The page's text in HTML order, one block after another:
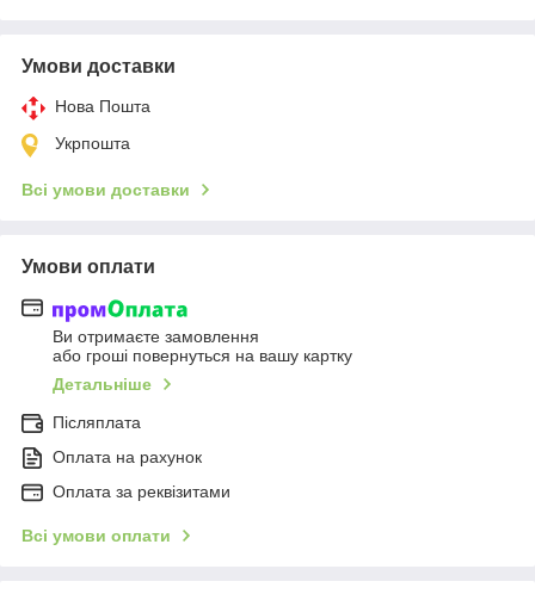
Умови доставки
Нова Пошта
Укрпошта
Всі умови доставки
Умови оплати
Ви отримаєте замовлення
або гроші повернуться на вашу картку
Детальніше
Післяплата
Оплата на рахунок
Оплата за реквізитами
Всі умови оплати